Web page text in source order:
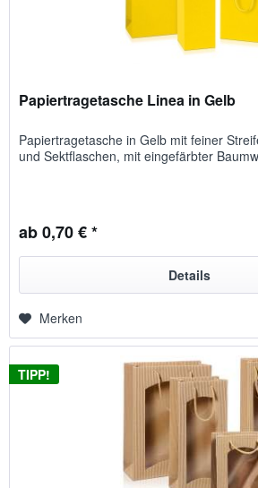
Papiertragetasche Linea in Gelb
Papiertragetasche in Gelb mit feiner
und Sektflaschen, mit eingefärbter
ab 0,70 € *
Details
Merken
TIPP!